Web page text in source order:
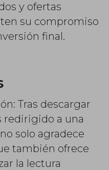
y ofertas
su compromiso
final.
Tras descargar
redirigido a una
solo agradece
también ofrece
la lectura